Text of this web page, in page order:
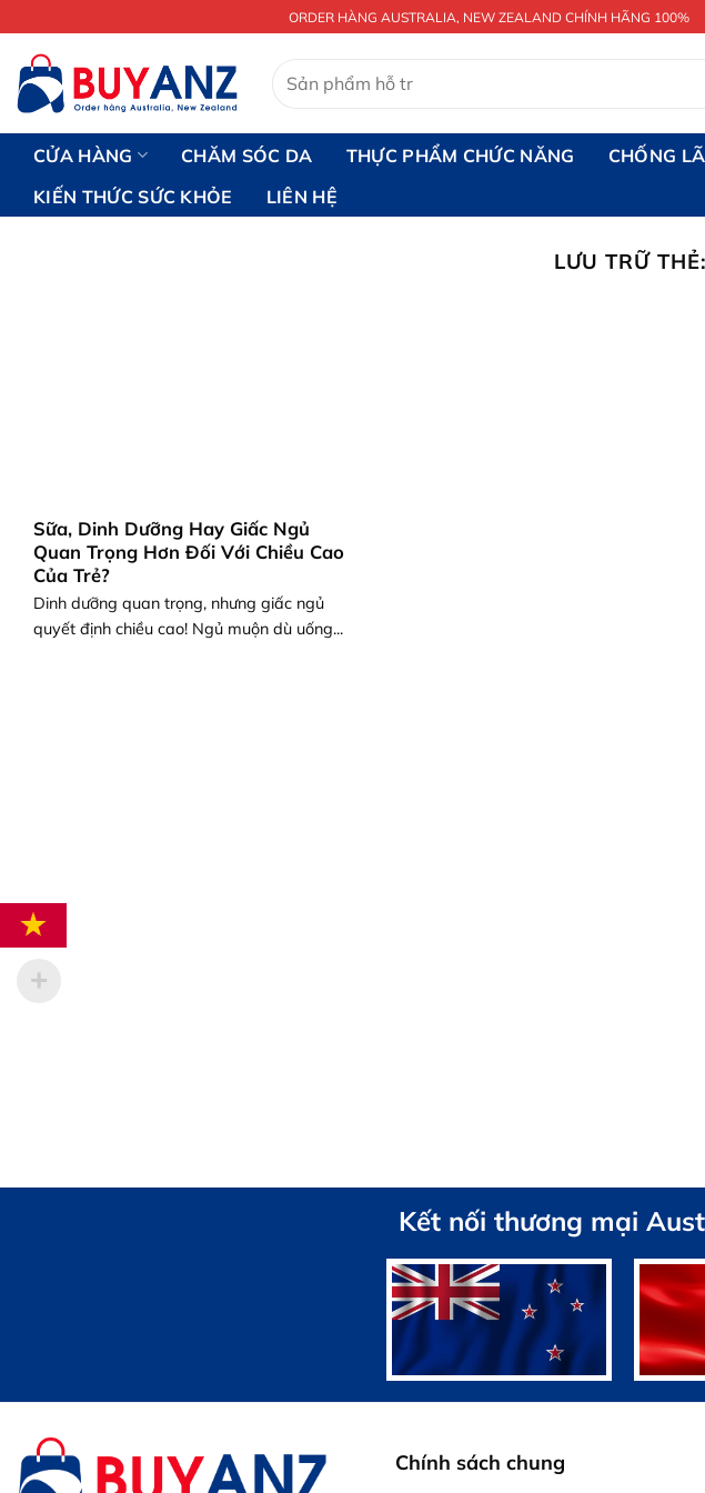
đến
nội
dung
ORDER HÀNG AUSTRALIA, NEW ZEALAND CHÍNH HÃNG 100%
kiếm:
CỬA HÀNG CHĂM SÓC DA THỰC PHẨM CHỨC NĂNG CHỐNG
KIẾN THỨC SỨC KHỎE
LIÊN HỆ
LƯU TRỮ
Sữa, Dinh Dưỡng Hay Giấc Ngủ
Quan Trọng Hơn Đối Với Chiều Cao
Của Trẻ?
Dinh dưỡng quan trọng, nhưng giấc ngủ
quyết định chiều cao! Ngủ muộn dù uống...
Kết nối thương mại
Chính sách chung